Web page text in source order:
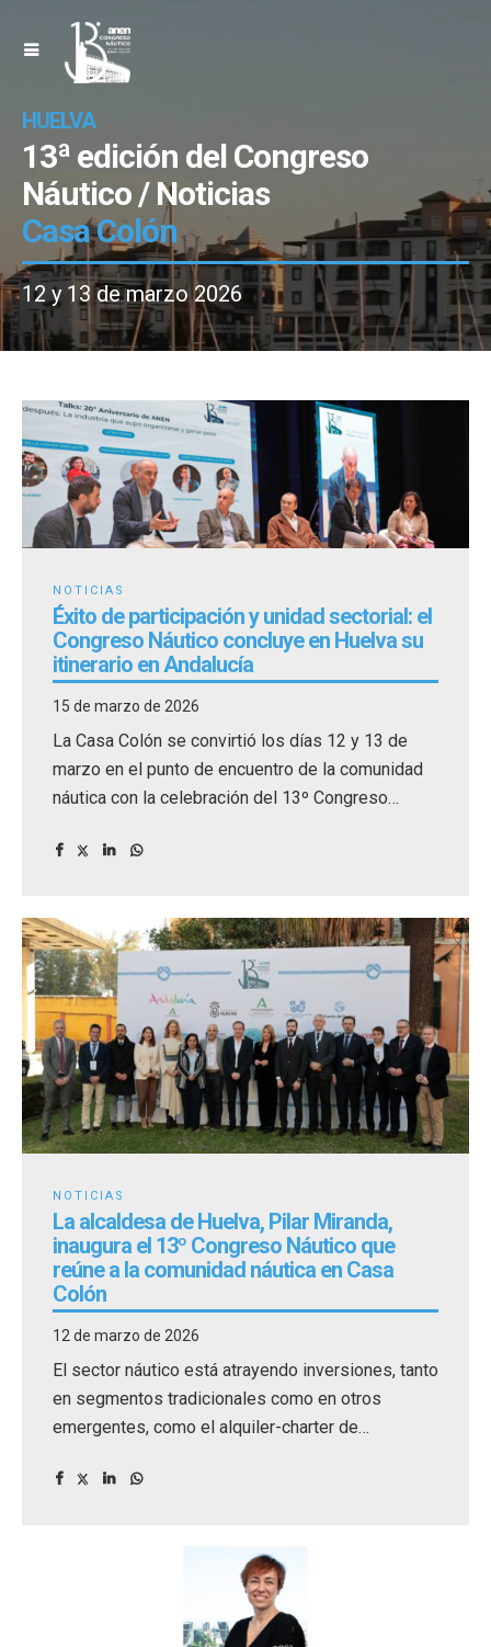
HUELVA
13ª edición del Congreso
Náutico / Noticias
Casa Colón
12 y 13 de marzo 2026
NOTICIAS
Éxito de participación y unidad sectorial: el
Congreso Náutico concluye en Huelva su
itinerario en Andalucía
15 de marzo de 2026
La Casa Colón se convirtió los días 12 y 13 de
marzo en el punto de encuentro de la comunidad
náutica con la celebración del 13º Congreso
NOTICIAS
La alcaldesa de Huelva, Pilar Miranda,
inaugura el 13º Congreso Náutico que
reúne a la comunidad náutica en Casa
Colón
12 de marzo de 2026
El sector náutico está atrayendo inversiones, tanto
en segmentos tradicionales como en otros
emergentes, como el alquiler-charter de